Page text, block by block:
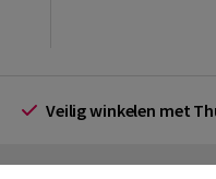
Veilig winkelen met